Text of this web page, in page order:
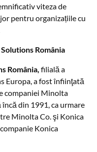
viteza de
pentru organizațiile cu
România
România,filială a
Europa, a fost înfiinţată
companiei Minolta
din 1991, ca urmare
Minolta Co. şi Konica
Konica